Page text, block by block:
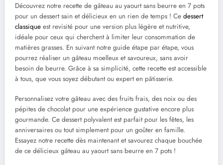
Découvrez notre recette de gâteau au yaourt sans beurre en 7 pots
pour un dessert sain et délicieux en un rien de temps ! Ce dessert
classique est revisité pour une version plus légère et nutritive,
idéale pour ceux qui cherchent à limiter leur consommation de
matières grasses. En suivant notre guide étape par étape, vous
pourrez réaliser un gâteau moelleux et savoureux, sans avoir
besoin de beurre. Grâce à sa simplicité, cette recette est accessible
à tous, que vous soyez débutant ou expert en pâtisserie.
Personnalisez votre gâteau avec des fruits frais, des noix ou des
pépites de chocolat pour une expérience gustative encore plus
gourmande. Ce dessert polyvalent est parfait pour les fêtes, les
anniversaires ou tout simplement pour un goûter en famille.
Essayez notre recette dès maintenant et savourez chaque bouchée
de ce délicieux gâteau au yaourt sans beurre en 7 pots !